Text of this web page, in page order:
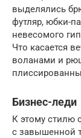
выделялись
футляр, юбки-
невесомого
Что касается
воланами и
Бизнес-леди
К этому стилю
с завышенной